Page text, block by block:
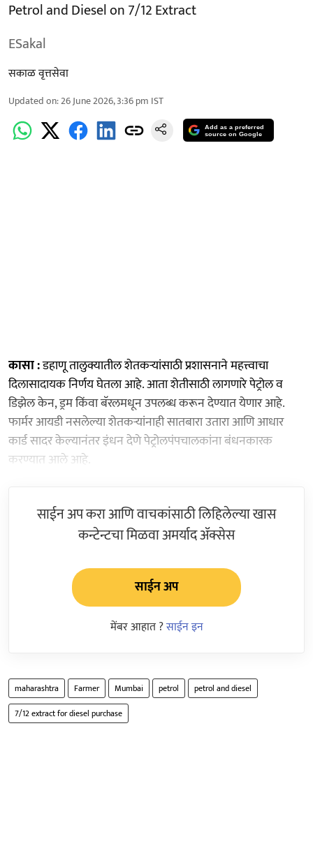
Petrol and Diesel on 7/12 Extract
ESakal
सकाळ वृत्तसेवा
Updated on:26 June 2026, 3:36 pm IST
Add as a preferred
source on Google
कासा :डहाणू तालुक्यातील शेतकऱ्यांसाठी प्रशासनाने महत्त्वाचा
दिलासादायक निर्णय घेतला आहे. आता शेतीसाठी लागणारे पेट्रोल व
डिझेल केन, ड्रम किंवा बॅरलमधून उपलब्ध करून देण्यात येणार आहे.
फार्मर आयडी नसलेल्या शेतकऱ्यांनाही सातबारा उतारा आणि आधार
कार्ड सादर केल्यानंतर इंधन देणे पेट्रोलपंपचालकांना बंधनकारक
करण्यात आले आहे.
साईन अप करा आणि वाचकांसाठी लिहिलेल्या खास
कन्टेन्टचा मिळवा अमर्याद ॲक्सेस
साईन अप
मेंबर आहात ?साईन इन
maharashtra Farmer Mumbai petrol
petrol and diesel
7/12 extract for diesel purchase